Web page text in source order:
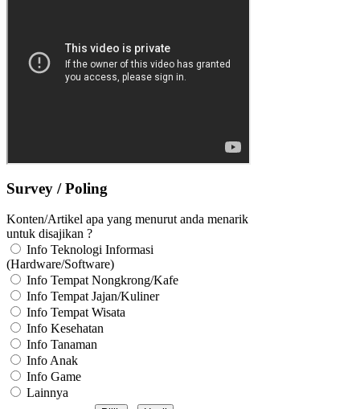
Survey / Poling
Konten/Artikel apa yang menurut anda menarik
untuk disajikan ?
Info Teknologi Informasi
(Hardware/Software)
Info Tempat Nongkrong/Kafe
Info Tempat Jajan/Kuliner
Info Tempat Wisata
Info Kesehatan
Info Tanaman
Info Anak
Info Game
Lainnya